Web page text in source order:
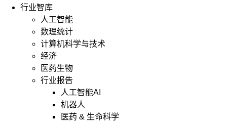
行业智库
人工智能
数理统计
计算机科学与技术
经济
医药生物
行业报告
人工智能AI
机器人
医药 & 生命科学